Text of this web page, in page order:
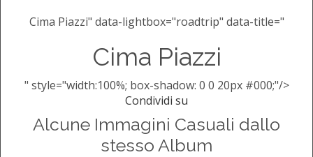
Cima Piazzi" data-lightbox="roadtrip" data-title="
Cima Piazzi
" style="width:100%; box-shadow: 0 0 20px #000;"/>
Condividi su
Alcune Immagini Casuali dallo
stesso Album